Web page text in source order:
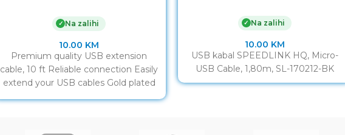
✓ Na zalihi
10.00 KM
Premium quality USB extension
cable, 10 ft Reliable connection Easily
extend your USB cables Gold plated
✓ Na zalihi
10.00 KM
USB kabal SPEEDLINK HQ, Micro-
USB Cable, 1,80m, SL-170212-BK